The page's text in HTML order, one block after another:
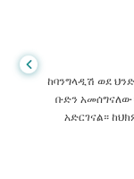
ከባንግላዲሽ ወደ
ቡድን
አድርገናል።